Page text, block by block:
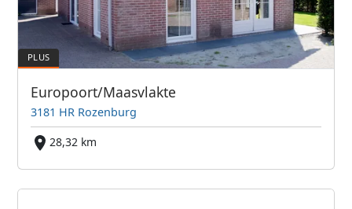
Europoort/Maasvlakte
3181 HR Rozenburg
28,32 km